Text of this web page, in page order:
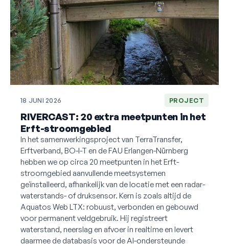
18 JUNI 2026 PROJECT
RIVERCAST: 20 extra meetpunten in het
Erft-stroomgebied
In het samenwerkingsproject van TerraTransfer,
Erftverband, BO-I-T en de FAU Erlangen-Nürnberg
hebben we op circa 20 meetpunten in het Erft-
stroomgebied aanvullende meetsystemen
geïnstalleerd, afhankelijk van de locatie met een radar-
waterstands- of druksensor. Kern is zoals altijd de
Aquatos Web LTX: robuust, verbonden en gebouwd
voor permanent veldgebruik. Hij registreert
waterstand, neerslag en afvoer in realtime en levert
daarmee de databasis voor de AI-ondersteunde